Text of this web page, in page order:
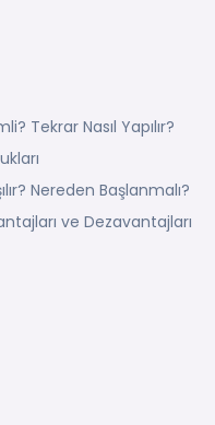
Tekrar Nasıl Yapılır?
Nereden Başlanmalı?
ve Dezavantajları